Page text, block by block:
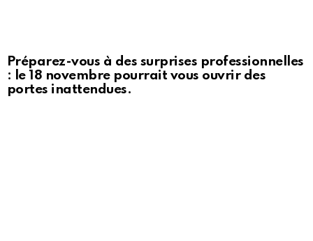
Préparez-vous à des surprises professionnelles
: le 18 novembre pourrait vous ouvrir des
portes inattendues.